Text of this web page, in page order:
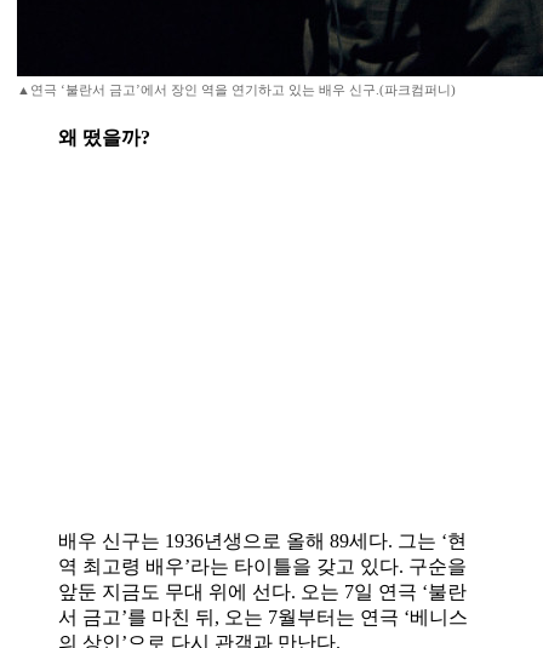
▲연극 ‘불란서 금고’에서 장인 역을 연기하고 있는 배우 신구.(파크컴퍼니)
왜 떴을까?
배우 신구는 1936년생으로 올해 89세다. 그는 ‘현
역 최고령 배우’라는 타이틀을 갖고 있다. 구순을
앞둔 지금도 무대 위에 선다. 오는 7일 연극 ‘불란
서 금고’를 마친 뒤, 오는 7월부터는 연극 ‘베니스
의 상인’으로 다시 관객과 만난다.